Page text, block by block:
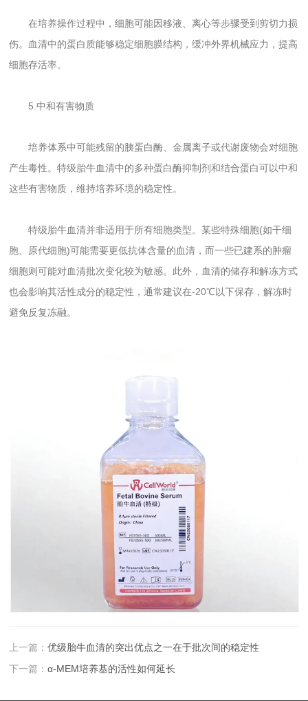
在培养操作过程中，细胞可能因移液、离心等步骤受到剪切力损
伤。血清中的蛋白质能够稳定细胞膜结构，缓冲外界机械应力，提高
细胞存活率。
5.中和有害物质
培养体系中可能残留的胰蛋白酶、金属离子或代谢废物会对细胞
产生毒性。特级胎牛血清中的多种蛋白酶抑制剂和结合蛋白可以中和
这些有害物质，维持培养环境的稳定性。
特级胎牛血清并非适用于所有细胞类型。某些特殊细胞(如干细
胞、原代细胞)可能需要更低抗体含量的血清，而一些已建系的肿瘤
细胞则可能对血清批次变化较为敏感。此外，血清的储存和解冻方式
也会影响其活性成分的稳定性，通常建议在-20℃以下保存，解冻时
避免反复冻融。
上一篇：优级胎牛血清的突出优点之一在于批次间的稳定性
下一篇：α-MEM培养基的活性如何延长